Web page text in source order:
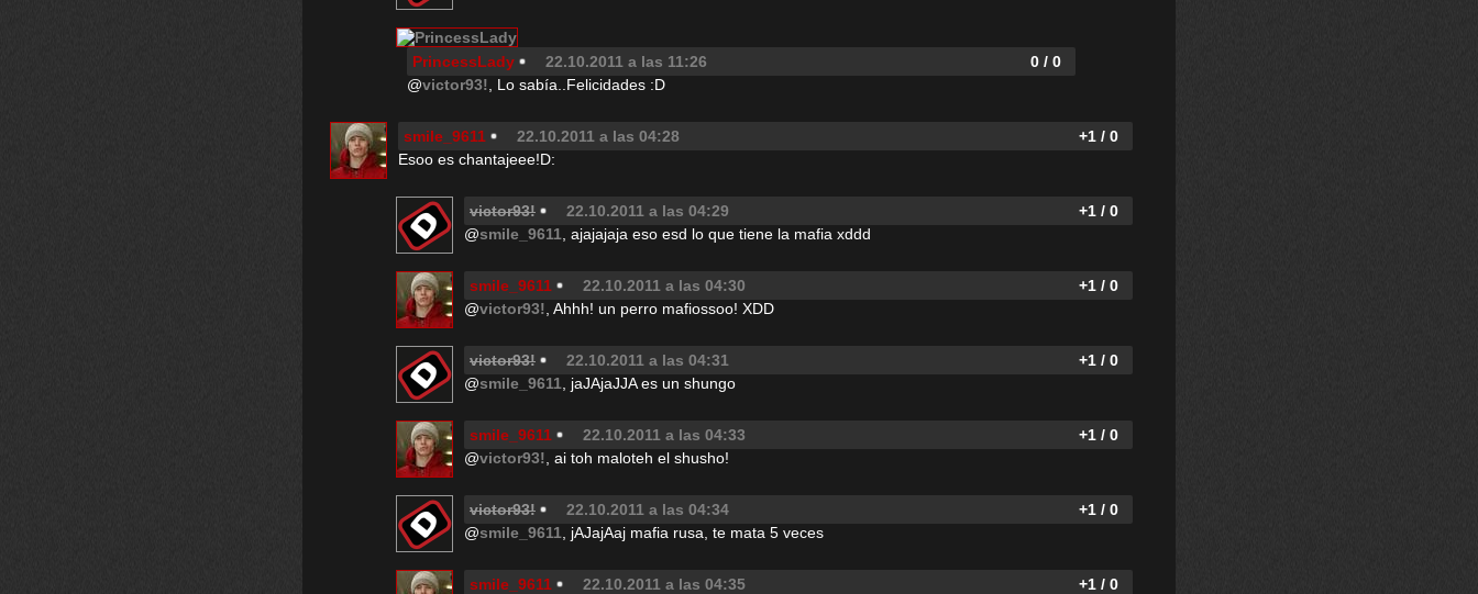
PrincessLady 22.10.2011 a las 11:26
0 / 0
@victor93! , Lo sabía..Felicidades :D
smile_9611 22.10.2011 a las 04:28
+1 / 0
Esoo es chantajeee!D:
victor93! 22.10.2011 a las 04:29
+1 / 0
@smile_9611 , ajajajaja eso esd lo que tiene la mafia xddd
smile_9611 22.10.2011 a las 04:30
+1 / 0
@victor93! , Ahhh! un perro mafiossoo! XDD
victor93! 22.10.2011 a las 04:31
+1 / 0
@smile_9611 , jaJAjaJJA es un shungo
smile_9611 22.10.2011 a las 04:33
+1 / 0
@victor93! , ai toh maloteh el shusho!
victor93! 22.10.2011 a las 04:34
+1 / 0
@smile_9611 , jAJajAaj mafia rusa, te mata 5 veces
smile_9611 22.10.2011 a las 04:35 +1 / 0